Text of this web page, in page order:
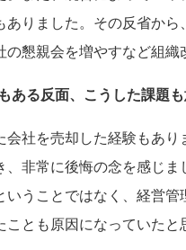
ありました。その反省か
懇親会を増やすなど組織
る反面、こうした課題も
社を売却した経験もあ
非常に後悔の念を感じ
いうことではなく、経営
とも原因になっていたと